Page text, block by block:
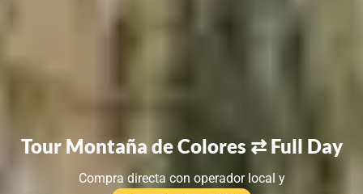
Tour Montaña de Colores ⇄ Full Day
Compra directa con operador local y